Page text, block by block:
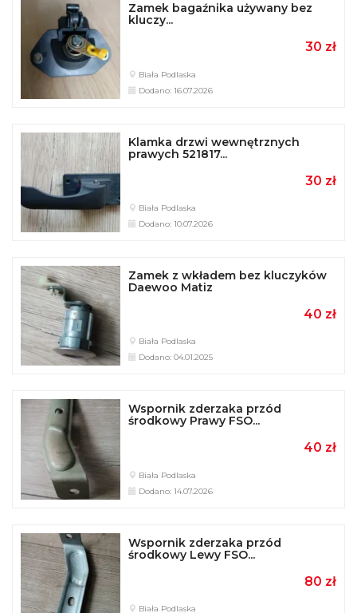
Zamek bagaźnika używany bez
kluczy...
30 zł
Biała Podlaska
Dodano: 16.07.2026
Klamka drzwi wewnętrznych
prawych 521817...
30 zł
Biała Podlaska
Dodano: 10.07.2026
Zamek z wkładem bez kluczyków
Daewoo Matiz
40 zł
Biała Podlaska
Dodano: 04.01.2025
Wspornik zderzaka przód
środkowy Prawy FSO...
40 zł
Biała Podlaska
Dodano: 14.07.2026
Wspornik zderzaka przód
środkowy Lewy FSO...
80 zł
Biała Podlaska